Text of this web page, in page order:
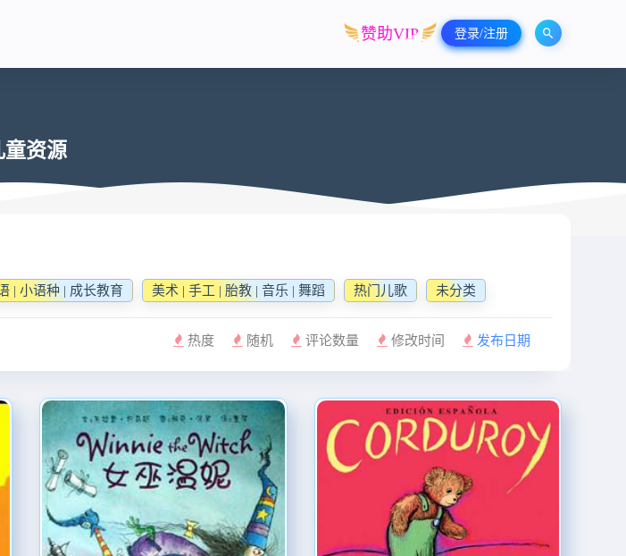
赞助VIP 登录/注册
童资源
| 小语种 | 成长教育 美术 | 手工 | 胎教 | 音乐 | 舞蹈 热门儿歌 未分类
发布日期
修改时间
评论数量
随机
热度